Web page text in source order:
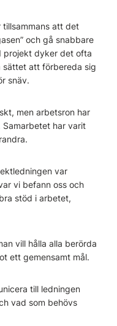
tillsammans att det
och gå snabbare
projekt dyker det ofta
sättet att förbereda sig
snäv.
men arbetsron har
har varit
var
vi befann oss och
stöd i arbetet,
vill hålla alla berörda
ett gemensamt mål.
till ledningen
vad som behövs